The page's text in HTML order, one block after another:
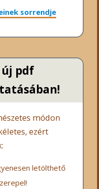
sorrendje
pdf
módon
ezért
letölthető